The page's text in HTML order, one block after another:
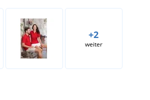
+2
weiter